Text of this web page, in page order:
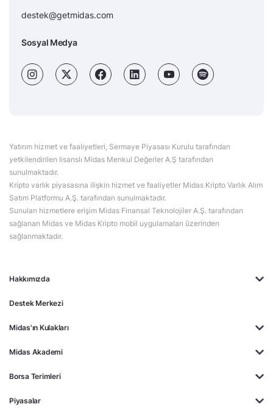
Hakkımızda
Destek Merkezi
Midas'ın Kulakları
Midas Akademi
Borsa Terimleri
Piyasalar
destek@getmidas.com
Sosyal Medya
Yatırım hizmet ve faaliyetleri, Sermaye Piyasası Kurulu tarafından
yetkilendirilen lisanslı Midas Menkul Değerler A.Ş tarafından
sunulmaktadır.
Kripto varlık piyasasına ilişkin hizmet ve faaliyetler Midas Kripto Varlık Alım
Satım Platformu A.Ş. tarafından sunulmaktadır.
Sunulan hizmetlere erişim Midas Finansal Teknolojiler A.Ş. tarafından
sağlanan Midas ve Midas Kripto mobil uygulamaları üzerinden
sağlanmaktadır.